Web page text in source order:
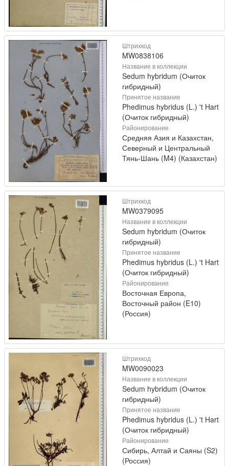
Штрихкод
MW0838106
Название в коллекции
Sedum hybridum (Очиток
гибридный)
Принятое название
Phedimus hybridus (L.) 't Hart
(Очиток гибридный)
Районирование
Средняя Азия и Казахстан,
Северный и Центральный
Тянь-Шань (M4) (Казахстан)
Штрихкод
MW0379095
Название в коллекции
Sedum hybridum (Очиток
гибридный)
Принятое название
Phedimus hybridus (L.) 't Hart
(Очиток гибридный)
Районирование
Восточная Европа,
Восточный район (E10)
(Россия)
Штрихкод
MW0090023
Название в коллекции
Sedum hybridum (Очиток
гибридный)
Принятое название
Phedimus hybridus (L.) 't Hart
(Очиток гибридный)
Районирование
Сибирь, Алтай и Саяны (S2)
(Россия)